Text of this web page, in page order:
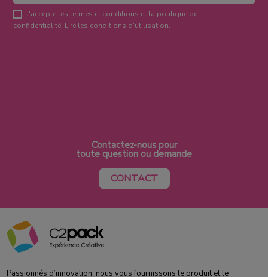
J'accepte les termes et conditions et la politique de
confidentialité. Lire les conditions d'utilisation.
Contactez-nous pour
toute question ou demande
CONTACT
Passionnés d’innovation, nous vous fournissons le produit et le